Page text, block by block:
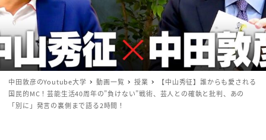
中田敦彦のYoutube大学 動画一覧 授業
【中山秀征】誰からも愛される
国民的MC！芸能生活40周年の”負けない”戦術、芸人との確執と批判、あの
「別に」発言の裏側まで語る2時間！